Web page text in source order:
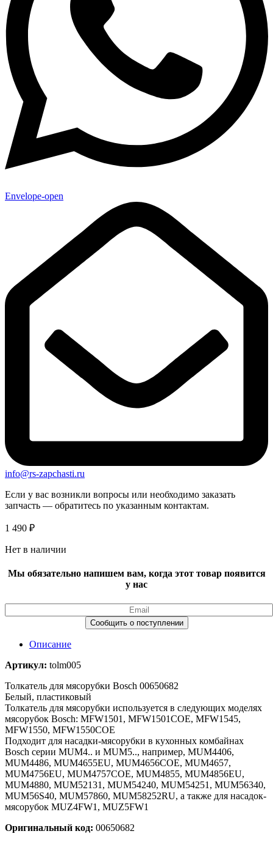
Envelope-open
info@rs-zapchasti.ru
Если у вас возникли вопросы или необходимо заказать
запчасть — обратитесь по указанным контактам.
1 490 ₽
Нет в наличии
Мы обязательно напишем вам, когда этот товар появится
у нас
Описание
Артикул: tolm005
Толкатель для мясорубки Bosch 00650682
Белый, пластиковый
Толкатель для мясорубки используется в следующих моделях
мясорубок Bosch: MFW1501, MFW1501COE, MFW1545,
MFW1550, MFW1550COE
Подходит для насадки-мясорубки в кухонных комбайнах
Bosch серии MUM4.. и MUM5.., например, MUM4406,
MUM4486, MUM4655EU, MUM4656COE, MUM4657,
MUM4756EU, MUM4757COE, MUM4855, MUM4856EU,
MUM4880, MUM52131, MUM54240, MUM54251, MUM56340,
MUM56S40, MUM57860, MUM58252RU, а также для насадок-
мясорубок MUZ4FW1, MUZ5FW1
Оригинальный код: 00650682